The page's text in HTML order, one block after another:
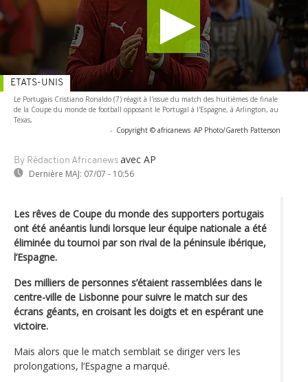
Le Portugais Cristiano Ronaldo (7) réagit à l'issue du match des huitièmes de finale
de la Coupe du monde de football opposant le Portugal à l'Espagne, à Arlington, au
Texas,
- Copyright © africanews AP Photo/Gareth Patterson
By Rédaction Africanews avec AP
Dernière MAJ: 07/07 - 10:56
ETATS-UNIS
Les rêves de Coupe du monde des supporters portugais
ont été anéantis lundi lorsque leur équipe nationale a été
éliminée du tournoi par son rival de la péninsule ibérique,
l’Espagne.
Des milliers de personnes s’étaient rassemblées dans le
centre-ville de Lisbonne pour suivre le match sur des
écrans géants, en croisant les doigts et en espérant une
victoire.
Mais alors que le match semblait se diriger vers les
prolongations, l’Espagne a marqué.